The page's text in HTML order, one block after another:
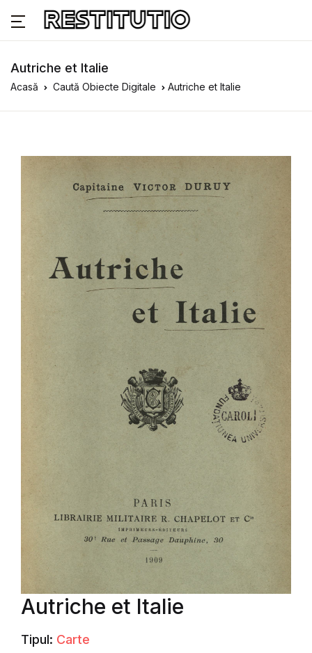
Autriche et Italie
Acasă Caută Obiecte Digitale Autriche et Italie
Autriche et Italie
Tipul: Carte